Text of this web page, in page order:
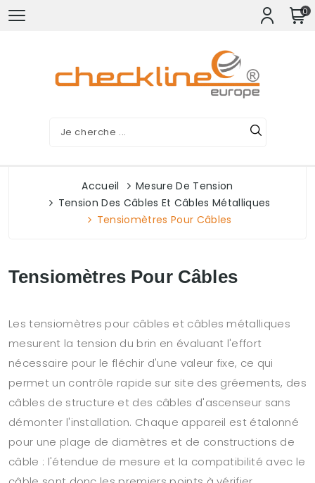
0
Accueil
Mesure De Tension
Tension Des Câbles Et Câbles Métalliques
Tensiomètres Pour Câbles
Tensiomètres Pour Câbles
Les tensiomètres pour câbles et câbles métalliques
mesurent la tension du brin en évaluant l'effort
nécessaire pour le fléchir d'une valeur fixe, ce qui
permet un contrôle rapide sur site des gréements, des
câbles de structure et des câbles d'ascenseur sans
démonter l'installation. Chaque appareil est étalonné
pour une plage de diamètres et de constructions de
câble : l'étendue de mesure et la compatibilité avec le